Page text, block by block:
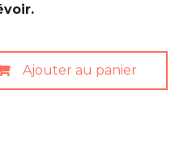
Ajouter au panier